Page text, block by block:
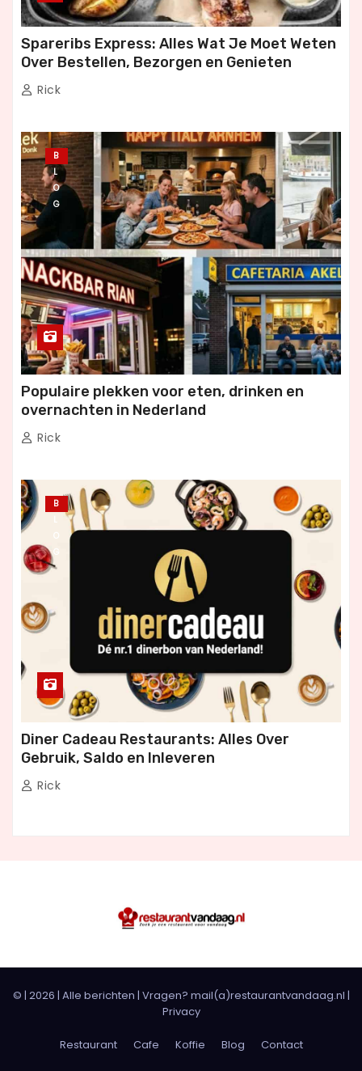
Spareribs Express: Alles Wat Je Moet Weten
Over Bestellen, Bezorgen en Genieten
Rick
B
L
O
G
Populaire plekken voor eten, drinken en
overnachten in Nederland
Rick
B
L
O
G
Diner Cadeau Restaurants: Alles Over
Gebruik, Saldo en Inleveren
Rick
© | 2026 | Alle berichten | Vragen? mail(a)restaurantvandaag.nl |
Privacy
Restaurant Cafe Koffie Blog Contact